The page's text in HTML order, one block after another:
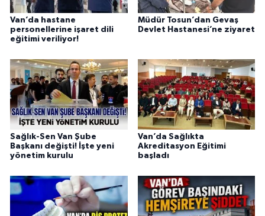
Van’da hastane
personellerine işaret dili
eğitimi veriliyor!
Müdür Tosun’dan Gevaş
Devlet Hastanesi’ne ziyaret
Sağlık-Sen Van Şube
Başkanı değişti! İşte yeni
yönetim kurulu
Van’da Sağlıkta
Akreditasyon Eğitimi
başladı